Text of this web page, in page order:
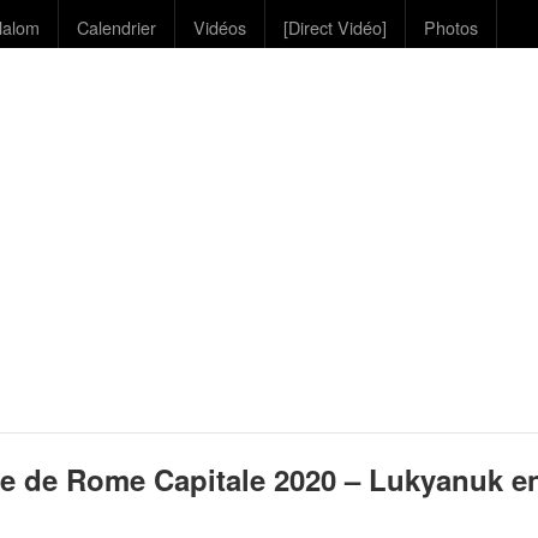
Calendrier Vidéos [Direct Vidéo] Photos
de Rome Capitale 2020 – Lukyanuk